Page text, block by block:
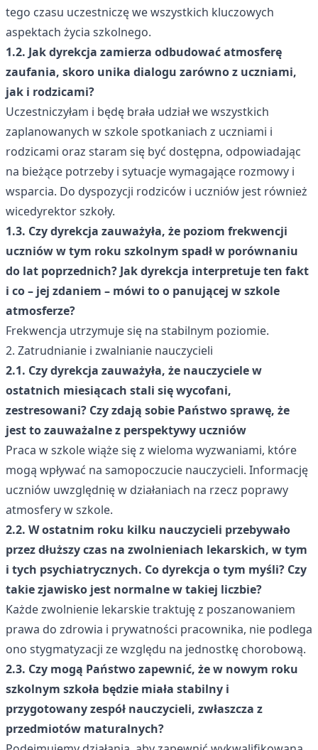
tego czasu uczestniczę we wszystkich kluczowych
aspektach życia szkolnego.
1.2. Jak dyrekcja zamierza odbudować atmosferę
zaufania, skoro unika dialogu zarówno z uczniami,
jak i rodzicami?
Uczestniczyłam i będę brała udział we wszystkich
zaplanowanych w szkole spotkaniach z uczniami i
rodzicami oraz staram się być dostępna, odpowiadając
na bieżące potrzeby i sytuacje wymagające rozmowy i
wsparcia. Do dyspozycji rodziców i uczniów jest również
wicedyrektor szkoły.
1.3. Czy dyrekcja zauważyła, że poziom frekwencji
uczniów w tym roku szkolnym spadł w porównaniu
do lat poprzednich? Jak dyrekcja interpretuje ten fakt
i co – jej zdaniem – mówi to o panującej w szkole
atmosferze?
Frekwencja utrzymuje się na stabilnym poziomie.
2. Zatrudnianie i zwalnianie nauczycieli
2.1. Czy dyrekcja zauważyła, że nauczyciele w
ostatnich miesiącach stali się wycofani,
zestresowani? Czy zdają sobie Państwo sprawę, że
jest to zauważalne z perspektywy uczniów
Praca w szkole wiąże się z wieloma wyzwaniami, które
mogą wpływać na samopoczucie nauczycieli. Informację
uczniów uwzględnię w działaniach na rzecz poprawy
atmosfery w szkole.
2.2. W ostatnim roku kilku nauczycieli przebywało
przez dłuższy czas na zwolnieniach lekarskich, w tym
i tych psychiatrycznych. Co dyrekcja o tym myśli? Czy
takie zjawisko jest normalne w takiej liczbie?
Każde zwolnienie lekarskie traktuję z poszanowaniem
prawa do zdrowia i prywatności pracownika, nie podlega
ono stygmatyzacji ze względu na jednostkę chorobową.
2.3. Czy mogą Państwo zapewnić, że w nowym roku
szkolnym szkoła będzie miała stabilny i
przygotowany zespół nauczycieli, zwłaszcza z
przedmiotów maturalnych?